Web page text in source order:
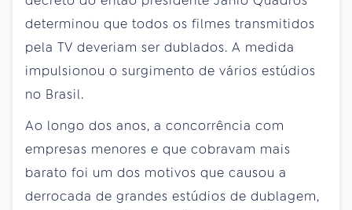
determinou que todos os filmes transmitidos
pela TV deveriam ser dublados. A medida
impulsionou o surgimento de vários estúdios
no Brasil.
Ao longo dos anos, a concorrência com
empresas menores e que cobravam mais
barato foi um dos motivos que causou a
derrocada de grandes estúdios de dublagem,